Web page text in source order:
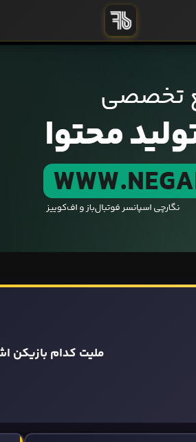
ملیت کدام بازیکن